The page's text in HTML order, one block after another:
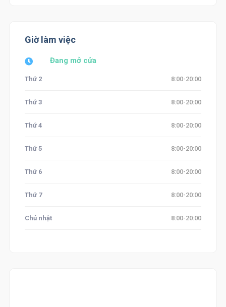
Giờ làm việc
Đang mở cửa
Thứ 2 8:00-20:00
Thứ 3 8:00-20:00
Thứ 4 8:00-20:00
Thứ 5 8:00-20:00
Thứ 6 8:00-20:00
Thứ 7 8:00-20:00
Chủ nhật 8:00-20:00